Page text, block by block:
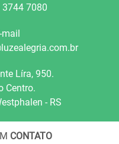
3744 7080
mail
Líra, 950.
Centro.
- RS
CONTATO